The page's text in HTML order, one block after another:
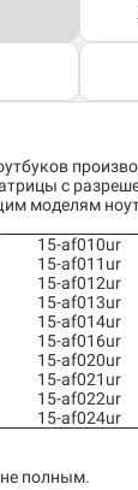
с
моделям
15-af010ur
15-af011ur
15-af012ur
15-af013ur
15-af014ur
15-af016ur
15-af020ur
15-af021ur
15-af022ur
15-af024ur
полным.